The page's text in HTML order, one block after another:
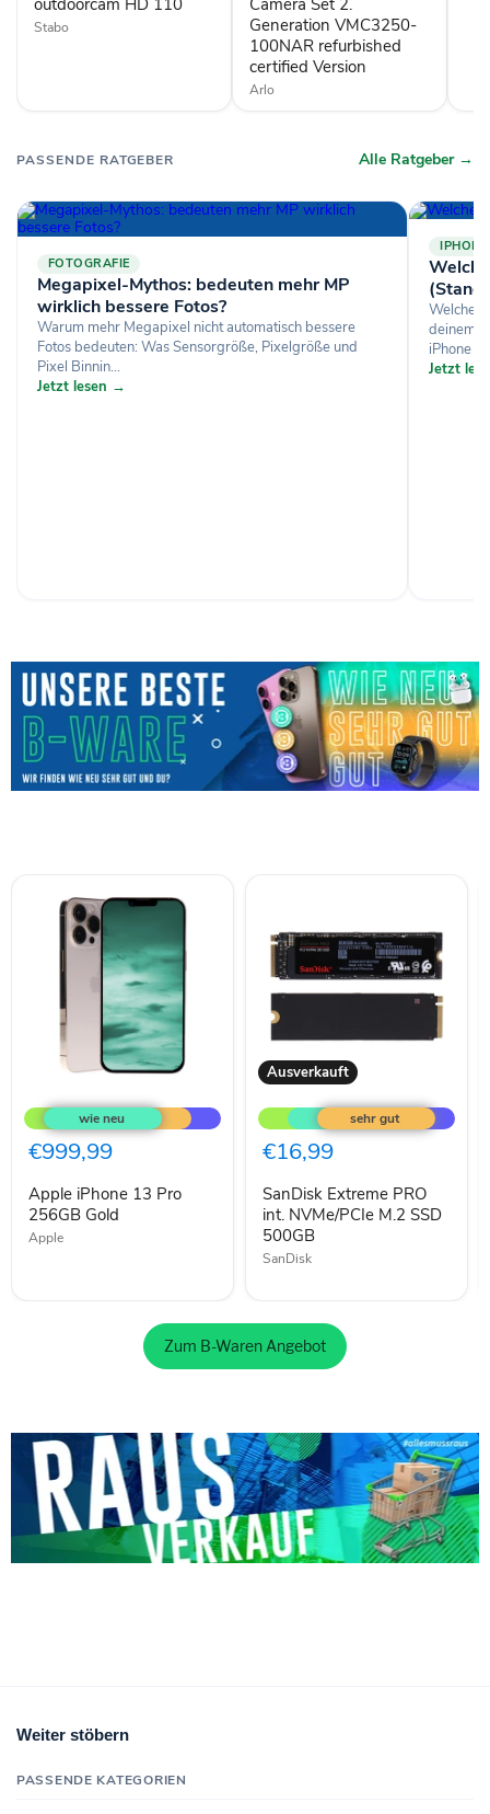
Stabo
100NAR
refurbished
certified
Version
Generation VMC3250-
100NAR refurbished
certified Version
Arlo
PASSENDE RATGEBER Alle Ratgeber →
FOTOGRAFIE
Megapixel-Mythos: bedeuten mehr MP
wirklich bessere Fotos?
Warum mehr Megapixel nicht automatisch bessere
Fotos bedeuten: Was Sensorgröße, Pixelgröße und
Pixel Binnin...
Jetzt lesen →
IPHONE
Welches
deinem
iPhone
Jetzt
iPhone
13
Pro
256GB
€999,99
Apple iPhone 13 Pro
256GB Gold
Apple
Ausverkauft
Extreme
PRO
int.
NVMe/PCIe
SSD
500GB
€16,99
SanDisk Extreme PRO
int. NVMe/PCIe M.2 SSD
500GB
SanDisk
Zum B-Waren Angebot
Weiter stöbern
PASSENDE KATEGORIEN